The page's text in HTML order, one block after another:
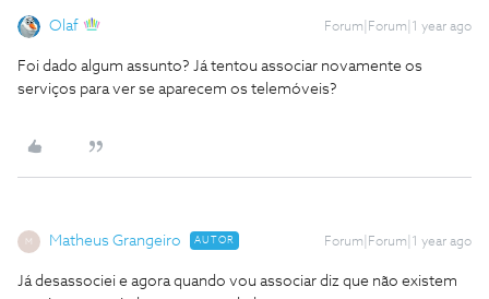
Olaf Forum|Forum|1 year ago
Foi dado algum assunto? Já tentou associar novamente os
serviços para ver se aparecem os telemóveis?
M Matheus Grangeiro AUTOR Forum|Forum|1 year ago
Já desassociei e agora quando vou associar diz que não existem